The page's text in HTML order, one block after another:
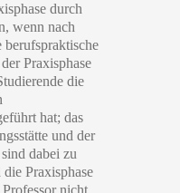
durch
wenn nach
berufspraktische
Praxisphase
die
hat; das
und der
dabei zu
Praxisphase